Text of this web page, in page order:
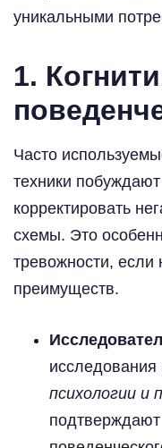
уникальными
1.
Часто
техники
корректировать
схемы. Это
тревожности, если
преимуществ.
исследования
психологии и
подтверждают